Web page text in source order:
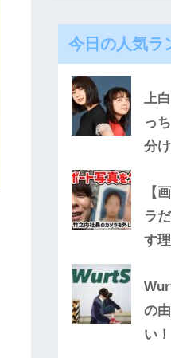
今日の人気ラ
上
っ
分
【
ラ
す
の
い！